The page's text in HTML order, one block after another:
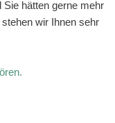
hätten gerne mehr
wir Ihnen sehr